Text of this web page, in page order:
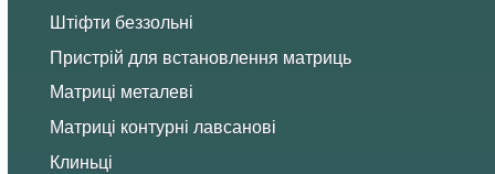
Штіфти беззольні
Пристрій для встановлення матриць
Матриці металеві
Матриці контурні лавсанові
Клиньці